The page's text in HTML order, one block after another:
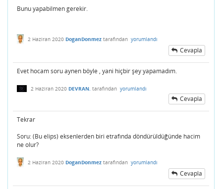
Bunu yapabilmen gerekir.
2 Haziran 2020 DoganDonmez tarafından yorumlandı
Cevapla
Evet hocam soru aynen böyle , yani hiçbir şey yapamadım.
2 Haziran 2020 DEVRAN. tarafından yorumlandı
Cevapla
Tekrar
Soru: (Bu elips) eksenlerden biri etrafında döndürüldüğünde hacim
ne olur?
2 Haziran 2020 DoganDonmez tarafından yorumlandı
Cevapla